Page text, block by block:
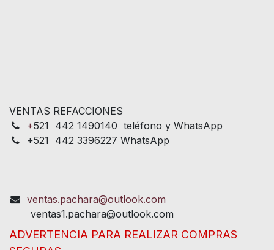
VENTAS REFACCIONES
+521 442 1490140 teléfono y WhatsApp
+521 442 3396227 WhatsApp
ventas.pachara@outlook.com
ventas1.pachara@outlook.com
ADVERTENCIA PARA REALIZAR COMPRAS